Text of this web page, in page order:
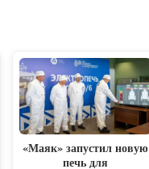
«Маяк» запустил новую
печь для